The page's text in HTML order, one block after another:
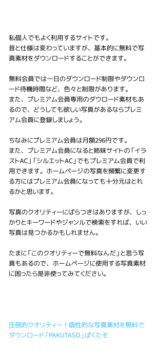
私個人でもよく利用するサイトです。
昔と仕様は変わっていますが、基本的に無料で写
真素材をダウンロードすることができます。
無料会員では一日のダウンロード制限やダウンロ
ード待機時間など、色々と制限があります。
また、プレミアム会員専用のダウロード素材もあ
るので、どうしても欲しい写真があるならプレミ
アム会員に登録しましょう。
ちなみにプレミアム会員は月額296円です。
また、プレミアム会員になると姉妹サイトの「イラ
ストAC」「シルエットAC」でもプレミアム会員で利
用できます。ホームページの写真を頻繁に変更す
る方にはプレミアム会員になっても十分元はとれ
るかと思います。
写真のクオリティーにばらつきはありますが、しっ
かりとキーワードやジャンルで検索をすれば、いい
写真は見つかるかもしれません。
たまに「このクオリティーで無料なんだ」と思う写
真もあるので、ホームページに使用する写真素材
に困ったら是非使ってみてください。
圧倒的クオリティー！個性的な写真素材を無料で
ダウンロード「PAKUTASO」ぱくたそ